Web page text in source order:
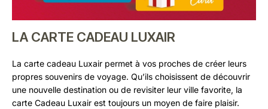
LA CARTE CADEAU LUXAIR
La carte cadeau Luxair permet à vos proches de créer leurs
propres souvenirs de voyage. Qu’ils choisissent de découvrir
une nouvelle destination ou de revisiter leur ville favorite, la
carte Cadeau Luxair est toujours un moyen de faire plaisir.